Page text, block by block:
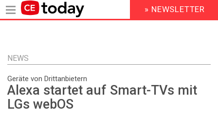
Inhalt
HEADER
MENU
» NEWSLETTER
NEWS
Geräte von Drittanbietern
Alexa startet auf Smart-TVs mit
LGs webOS